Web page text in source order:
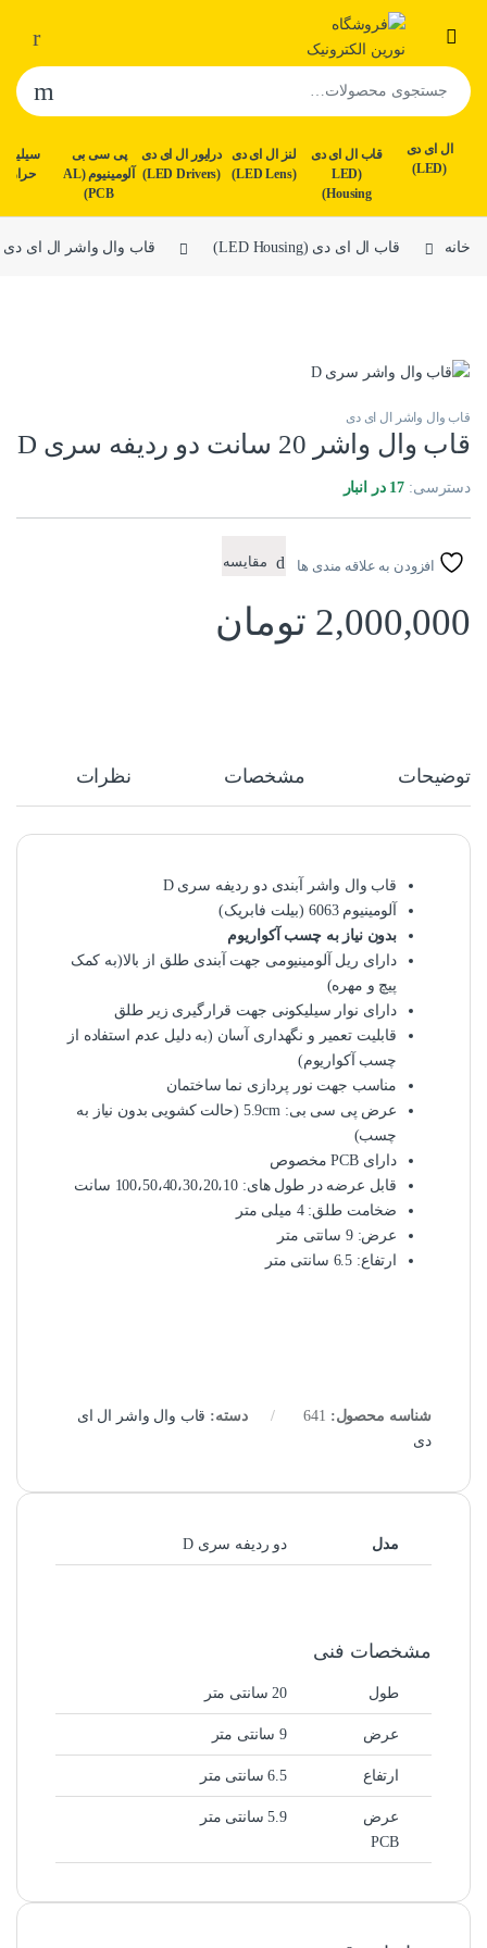
پرش به ناوبری
پرش به محتوا
جستجو برای:
ال ای دی
(LED)
قاب ال ای دی
(LED
Housing)
لنز ال ای دی
(LED Lens)
درایور ال ای دی
(LED Drivers)
پی سی بی
آلومینیوم (AL
PCB)
خانه قاب ال ای دی (LED Housing) قاب وال واشر ال ای دی
قاب وال واشر ال ای دی
قاب وال واشر 20 سانت دو ردیفه سری D
دسترسی: 17 در انبار
افزودن به علاقه مندی ها مقایسه
2,000,000 تومان
توضیحات مشخصات نظرات
قاب وال واشر آبندی دو ردیفه سری D
آلومینیوم 6063 (بیلت فابریک)
بدون نیاز به چسب آکواریوم
دارای ریل آلومینیومی جهت آبندی طلق از بالا(به کمک
پیچ و مهره)
دارای نوار سیلیکونی جهت قرارگیری زیر طلق
قابلیت تعمیر و نگهداری آسان (به دلیل عدم استفاده از
چسب آکواریوم)
مناسب جهت نور پردازی نما ساختمان
عرض پی سی بی: 5.9cm (حالت کشویی بدون نیاز به
چسب)
دارای PCB مخصوص
قابل عرضه در طول های: 100،50،40،30،20،10 سانت
ضخامت طلق: 4 میلی متر
عرض: 9 سانتی متر
ارتفاع: 6.5 سانتی متر
شناسه محصول: 641 دسته: قاب وال واشر ال ای
دی
مدل دو ردیفه سری D
مشخصات فنی
طول 20 سانتی متر
عرض 9 سانتی متر
ارتفاع 6.5 سانتی متر
عرض
PCB
5.9 سانتی متر